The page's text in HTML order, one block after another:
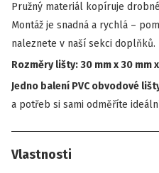
Pružný materiál kopíruje
Montáž je snadná a rychlá –
naleznete v naší sekci doplňků.
Rozměry lišty: 30 mm x 30 mm
Jedno balení PVC obvodové
a potřeb si sami odměříte
Vlastnosti